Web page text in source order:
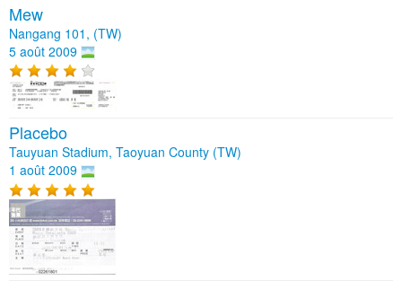
Mew
Nangang 101, (TW)
5 août 2009
Placebo
Tauyuan Stadium, Taoyuan County (TW)
1 août 2009